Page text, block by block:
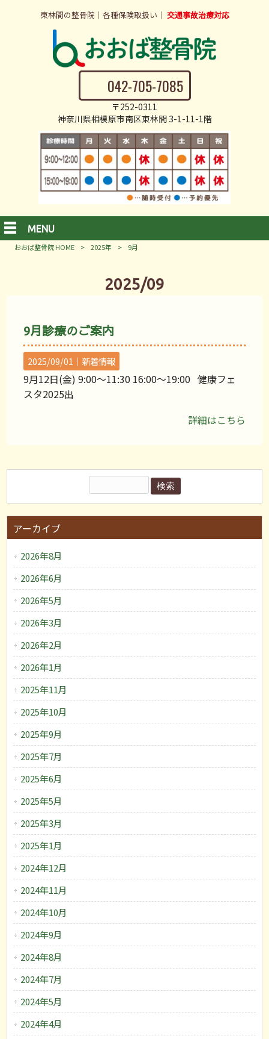
東林間の整骨院｜各種保険取扱い｜ 交通事故治療対応
042-705-7085
〒252-0311
神奈川県相模原市南区東林間 3-1-11-1階
MENU
おおば整骨院 HOME > 2025年 > 9月
2025/09
9月診療のご案内
2025/09/01｜ 新着情報
9月12日(金) 9:00〜11:30 16:00〜19:00 健康フェ
スタ2025出
詳細はこちら
アーカイブ
2026年8月
2026年6月
2026年5月
2026年3月
2026年2月
2026年1月
2025年11月
2025年10月
2025年9月
2025年7月
2025年6月
2025年5月
2025年3月
2025年1月
2024年12月
2024年11月
2024年10月
2024年9月
2024年8月
2024年7月
2024年5月
2024年4月